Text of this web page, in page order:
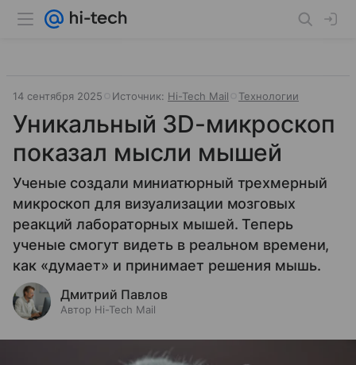
14 сентября 2025 Источник: Hi-Tech Mail Технологии
Уникальный 3D-микроскоп
показал мысли мышей
Ученые создали миниатюрный трехмерный
микроскоп для визуализации мозговых
реакций лабораторных мышей. Теперь
ученые смогут видеть в реальном времени,
как «думает» и принимает решения мышь.
Дмитрий Павлов
Автор Hi-Tech Mail